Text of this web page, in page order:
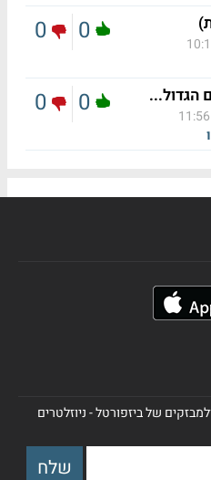
0
0
הגדול... 0
0
של ביזפורטל - ניוזלטרים